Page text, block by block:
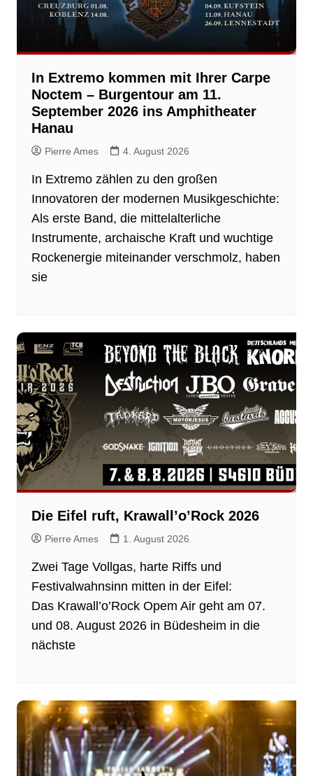
In Extremo kommen mit Ihrer Carpe
Noctem – Burgentour am 11.
September 2026 ins Amphitheater
Hanau
Pierre Ames 4. August 2026
In Extremo zählen zu den großen
Innovatoren der modernen Musikgeschichte:
Als erste Band, die mittelalterliche
Instrumente, archaische Kraft und wuchtige
Rockenergie miteinander verschmolz, haben
sie
Die Eifel ruft, Krawall’o’Rock 2026
Pierre Ames 1. August 2026
Zwei Tage Vollgas, harte Riffs und
Festivalwahnsinn mitten in der Eifel:
Das Krawall’o’Rock Opem Air geht am 07.
und 08. August 2026 in Büdesheim in die
nächste